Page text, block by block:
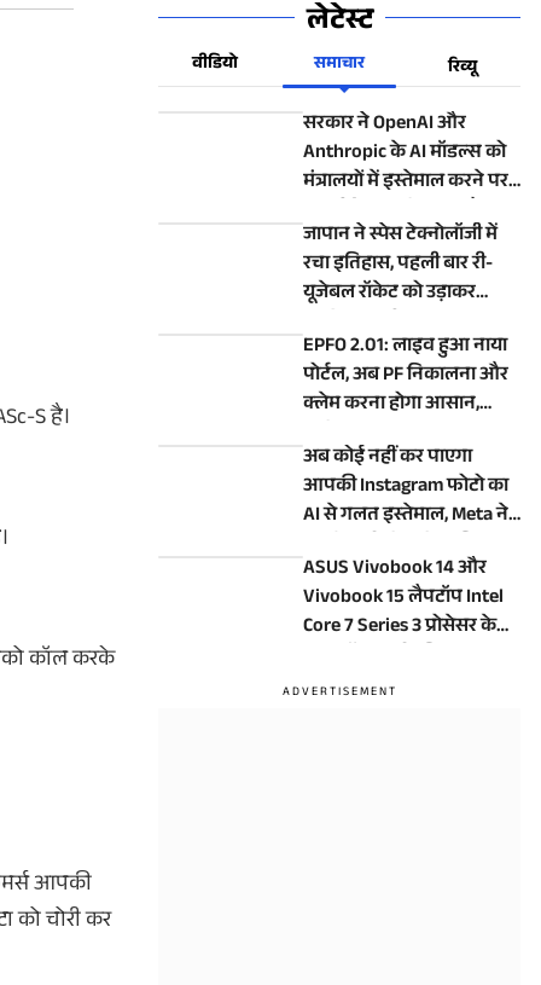
S है।
कॉल करके
आपकी
चोरी कर
लेटेस्ट
वीडियो समाचार रिव्यू
सरकार ने OpenAI और
Anthropic के AI मॉडल्स को
मंत्रालयों में इस्तेमाल करने पर
जापान ने स्पेस टेक्नोलॉजी में
रचा इतिहास, पहली बार री-
यूजेबल रॉकेट को उड़ाकर
EPFO 2.01: लाइव हुआ नाया
पोर्टल, अब PF निकालना और
क्लेम करना होगा आसान,
अब कोई नहीं कर पाएगा
आपकी Instagram फोटो का
AI से गलत इस्तेमाल, Meta ने
ASUS Vivobook 14 और
Vivobook 15 लैपटॉप Intel
Core 7 Series 3 प्रोसेसर के